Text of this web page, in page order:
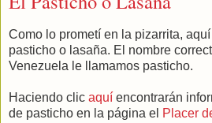
Como lo prometí en la pizarrita,
pasticho o lasaña. El nombre
Venezuela le llamamos pasticho.
Haciendo clic aquí encontrarán
de pasticho en la página el Placer